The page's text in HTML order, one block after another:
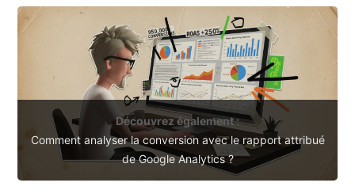
Découvrez également :
Comment analyser la conversion avec le rapport attribué
de Google Analytics ?